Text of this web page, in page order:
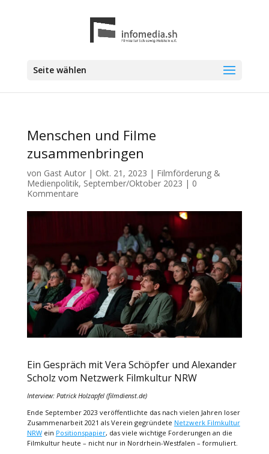
Seite wählen
Menschen und Filme
zusammenbringen
von Gast Autor| Okt. 21, 2023 | Filmförderung &
Medienpolitik, September/Oktober 2023 | 0
Kommentare
Ein Gespräch mit Vera Schöpfer und Alexander
Scholz vom Netzwerk Filmkultur NRW
Interview: Patrick Holzapfel (filmdienst.de)
Ende September 2023 veröffentlichte das nach vielen Jahren loser
Zusammenarbeit 2021 als Verein gegründete Netzwerk Filmkultur
NRWein Positionspapier, das viele wichtige Forderungen an die
Filmkultur heute – nicht nur in Nordrhein-Westfalen – formuliert.